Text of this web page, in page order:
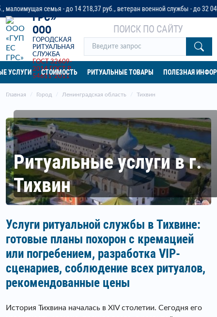
семья - до 14 218,37 руб., ветеран военной службы - до 32 042 руб. или
«ГУП ЕС
ГРС»
ООО
ГОРОДСКАЯ
РИТУАЛЬНАЯ
СЛУЖБА
ГОСТ 32609-
2014 ГОСТ Р
54611-2011
ПОИСК ПО САЙТУ
УСЛУГИ СТОИМОСТЬ РИТУАЛЬНЫЕ ТОВАРЫ ПОЛЕЗНАЯ
Главная Город Ленинградская область Тихвин
Ритуальные услуги в г.
Тихвин
Услуги ритуальной службы в Тихвине:
готовые планы похорон с кремацией
или погребением, разработка VIP-
сценариев, соблюдение всех ритуалов,
рекомендованные цены
История Тихвина началась в XIV столетии. Сегодня его